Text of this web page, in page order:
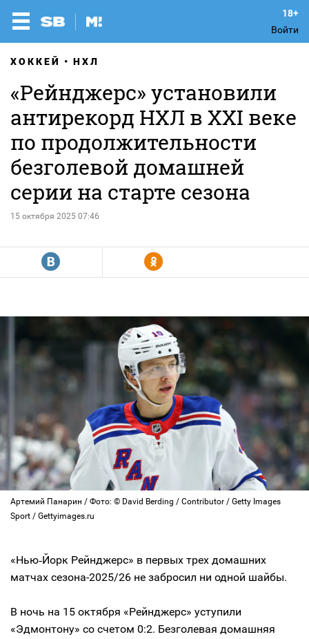
Войти
ХОККЕЙ НХЛ
«Рейнджерс» установили
антирекорд НХЛ в XXI веке
по продолжительности
безголевой домашней
серии на старте сезона
15 октября 2025 07:46
R Y
Артемий Панарин / Фото: © David Berding / Contributor / Getty Images
Sport / Gettyimages.ru
«Нью‑Йорк Рейнджерс» в первых трех домашних
матчах сезона-2025/26 не забросил ни одной шайбы.
В ночь на 15 октября «Рейнджерс» уступили
«Эдмонтону» со счетом 0:2. Безголевая домашняя